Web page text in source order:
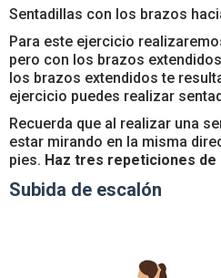
Sentadillas con los brazos
Para este ejercicio
pero con los brazos
los brazos extendidos te
ejercicio puedes realizar
Recuerda que al realizar una
estar mirando en la misma
pies. Haz tres repeticiones de
Subida de escalón